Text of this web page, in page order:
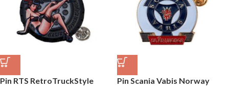
Pin RTS RetroTruckStyle Pin Scania Vabis Norway